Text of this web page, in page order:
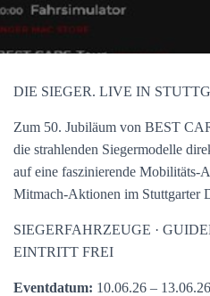
DIE SIEGER. LIVE IN
Zum 50. Jubiläum von BEST
die strahlenden Siegermodelle
auf eine faszinierende Mobilitäts-
Mitmach-Aktionen im Stuttgarter
SIEGERFAHRZEUGE ·
EINTRITT FREI
Eventdatum: 10.06.26 – 13.06.26